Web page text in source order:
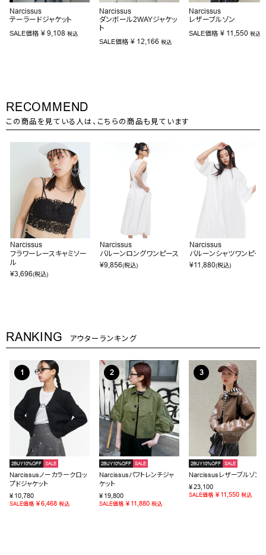
Narcissus
テーラードジャケット
SALE価格 ¥ 9,108 税込
Narcissus
ダンボール2WAYジャケッ
ト
SALE価格 ¥ 12,166 税込
Narcissus
レザーブルゾン
SALE価格 ¥ 11,550 税込
RECOMMEND
この商品を見ている人は、こちらの商品も見ています
Narcissus
フラワーレースキャミソー
ル
¥3,696(税込)
Narcissus
バルーンロングワンピース
¥9,856(税込)
Narcissus
バルーンシャツワンピー
¥11,880(税込)
RANKING アウターランキング
2BUY10%OFF SALE
Narcissusノーカラークロッ
プドジャケット
¥ 10,780
SALE価格 ¥6,468 税込
2BUY10%OFF SALE
Narcissusパフトレンチジャ
ケット
¥ 19,800
SALE価格 ¥ 11,880 税込
2BUY10%OFF SALE
Narcissusレザーブルゾン
¥23,100
SALE価格 ¥ 11,550 税込